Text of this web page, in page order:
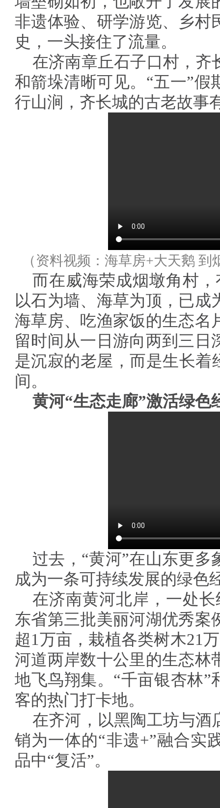
非遗体验、研学游览、乡村
史，一头接住了流量。
在济南章丘石子口村，齐
和箭垛清晰可见。“五一”
行山涧，齐长城的古老故事
（资料视频：海草房+大天鹅
而在威海荣成烟墩角村
以石为墙、海草为顶，已
海草房、吃渔家饭的生态名
留时间从一日游向两到三日
是沉寂的老屋，而是生长着
间。
黄河“生态走廊”激活绿色
过去，“黄河”在山东更
成为一条可持续发展的绿色
在济南黄河北岸，一处
东省第三批美丽河湖优秀案
超1万亩，栽植各类树木21
河道两岸数十公里的生态林
地飞鸟翔集。“千亩银杏林”
客的热门打卡地。
在齐河，以黑陶工坊与酒
销为一体的“非遗+”融合实
品中“复活”。